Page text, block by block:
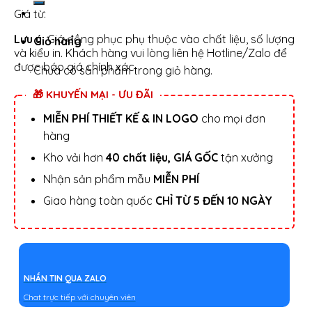
Giỏ hàng
Chưa có sản phẩm trong giỏ hàng.
Giá từ:
Lưu ý:Giá đồng phục phụ thuộc vào chất liệu, số lượng
và kiểu in. Khách hàng vui lòng liên hệ Hotline/Zalo để
được báo giá chính xác.
🎁 KHUYẾN MẠI - ƯU ĐÃI
MIỄN PHÍ THIẾT KẾ & IN LOGO cho mọi đơn
hàng
Kho vải hơn 40 chất liệu, GIÁ GỐCtận xưởng
Nhận sản phẩm mẫu MIỄN PHÍ
Giao hàng toàn quốc CHỈ TỪ 5 ĐẾN 10 NGÀY
NHẮN TIN QUA ZALO
Chat trực tiếp với chuyên viên